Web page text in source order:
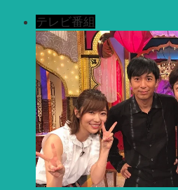
テレビ番組